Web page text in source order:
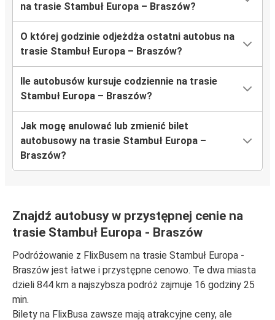
na trasie Stambuł Europa – Braszów?
O której godzinie odjeżdża ostatni autobus na
trasie Stambuł Europa – Braszów?
Ile autobusów kursuje codziennie na trasie
Stambuł Europa – Braszów?
Jak mogę anulować lub zmienić bilet
autobusowy na trasie Stambuł Europa –
Braszów?
Znajdź autobusy w przystępnej cenie na
trasie Stambuł Europa - Braszów
Podróżowanie z FlixBusem na trasie Stambuł Europa -
Braszów jest łatwe i przystępne cenowo. Te dwa miasta
dzieli 844 km a najszybsza podróż zajmuje 16 godziny 25
min.
Bilety na FlixBusa zawsze mają atrakcyjne ceny, ale